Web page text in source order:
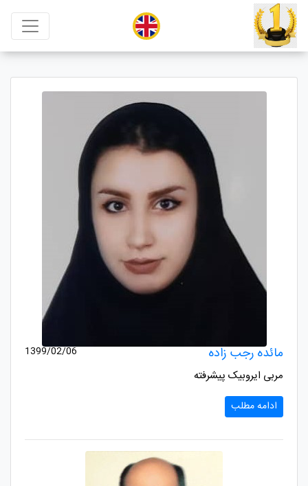
مائده رجب زاده 1399/02/06
مربی ایروبیک پیشرفته
ادامه مطلب